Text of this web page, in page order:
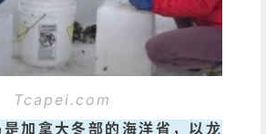
Tcapei.com
加拿大冬部的海洋省，以龙